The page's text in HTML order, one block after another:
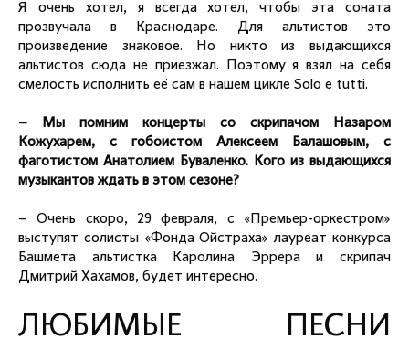
Я очень хотел, я всегда хотел, чтобы эта соната
прозвучала в Краснодаре. Для альтистов это
произведение знаковое. Но никто из выдающихся
альтистов сюда не приезжал. Поэтому я взял на себя
смелость исполнить её сам в нашем цикле Solo e tutti.
– Мы помним концерты со скрипачом Назаром
Кожухарем, с гобоистом Алексеем Балашовым, с
фаготистом Анатолием Буваленко. Кого из выдающихся
музыкантов ждать в этом сезоне?
– Очень скоро, 29 февраля, с «Премьер-оркестром»
выступят солисты «Фонда Ойстраха» лауреат конкурса
Башмета альтистка Каролина Эррера и скрипач
Дмитрий Хахамов, будет интересно.
ЛЮБИМЫЕ ПЕСНИ